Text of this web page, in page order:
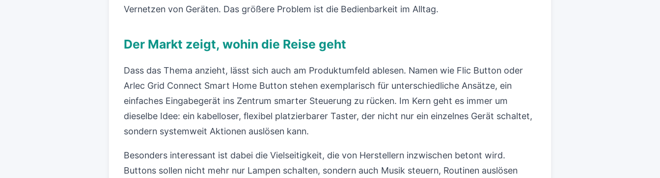
Vernetzen von Geräten. Das größere Problem ist die Bedienbarkeit im Alltag.
Der Markt zeigt, wohin die Reise geht
Dass das Thema anzieht, lässt sich auch am Produktumfeld ablesen. Namen wie Flic Button oder
Arlec Grid Connect Smart Home Button stehen exemplarisch für unterschiedliche Ansätze, ein
einfaches Eingabegerät ins Zentrum smarter Steuerung zu rücken. Im Kern geht es immer um
dieselbe Idee: ein kabelloser, flexibel platzierbarer Taster, der nicht nur ein einzelnes Gerät schaltet,
sondern systemweit Aktionen auslösen kann.
Besonders interessant ist dabei die Vielseitigkeit, die von Herstellern inzwischen betont wird.
Buttons sollen nicht mehr nur Lampen schalten, sondern auch Musik steuern, Routinen auslösen